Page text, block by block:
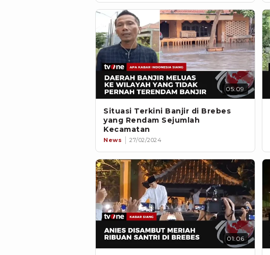
05:09
Situasi Terkini Banjir di Brebes
yang Rendam Sejumlah
Kecamatan
News 27/02/2024
01:06